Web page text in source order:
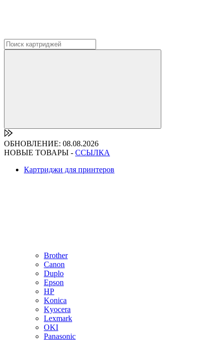
ОБНОВЛЕНИЕ: 08.08.2026
НОВЫЕ ТОВАРЫ - ССЫЛКА
Картриджи для принтеров
Brother
Canon
Duplo
Epson
HP
Konica
Kyocera
Lexmark
OKI
Panasonic